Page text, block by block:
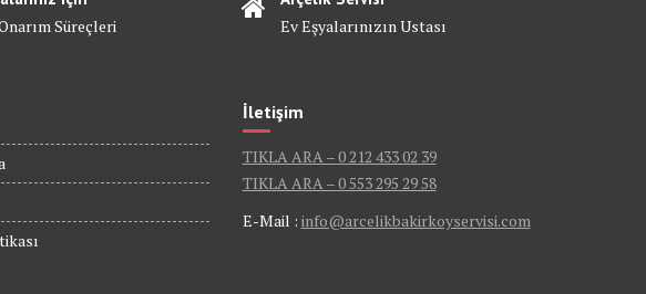
Süreçleri
Ev Eşyalarınızın Ustası
İletişim
TIKLA ARA – 0 212 433 02 39
TIKLA ARA – 0 553 295 29 58
E-Mail : info@arcelikbakirkoyservisi.com